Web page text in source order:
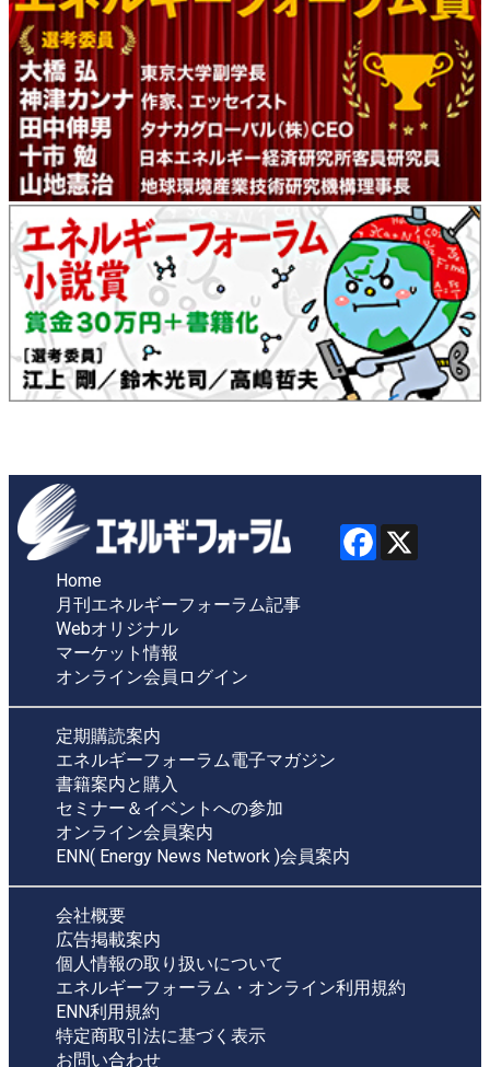
Home
月刊エネルギーフォーラム記事
Webオリジナル
マーケット情報
オンライン会員ログイン
定期購読案内
エネルギーフォーラム電子マガジン
書籍案内と購入
セミナー＆イベントへの参加
オンライン会員案内
ENN( Energy News Network )会員案内
会社概要
広告掲載案内
個人情報の取り扱いについて
エネルギーフォーラム・オンライン利用規約
ENN利用規約
特定商取引法に基づく表示
お問い合わせ